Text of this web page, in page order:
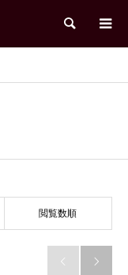
検索
閲覧数順
 